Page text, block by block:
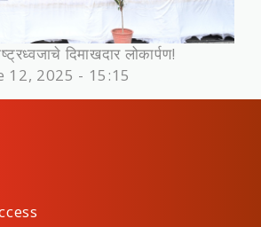
दिमाखदार लोकार्पण!
12, 2025 - 15:15